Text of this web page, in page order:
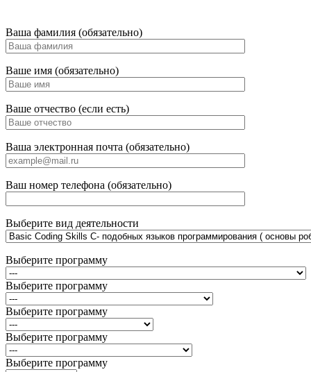
Ваша фамилия (обязательно)
Ваше имя (обязательно)
Ваше отчество (если есть)
Ваша электронная почта (обязательно)
Ваш номер телефона (обязательно)
Выберите вид деятельности
Выберите программу
Выберите программу
Выберите программу
Выберите программу
Выберите программу